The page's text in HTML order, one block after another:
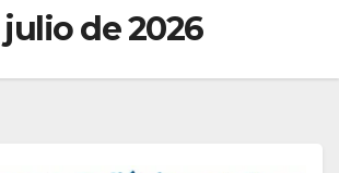
de 2026